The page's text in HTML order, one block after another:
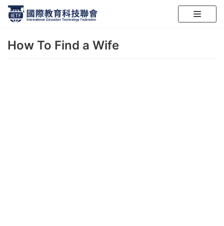
至
How To Find a Wife